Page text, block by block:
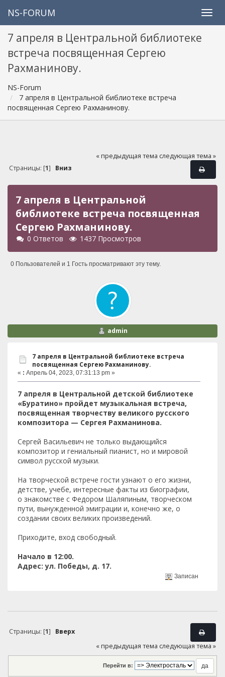
NS-FORUM
7 апреля в Центральной библиотеке
встреча посвященная Сергею
Рахманинову.
NS-Forum
7 апреля в Центральной библиотеке встреча
посвященная Сергею Рахманинову.
« предыдущая тема следующая тема »
Страницы: [1] Вниз
7 апреля в Центральной
библиотеке встреча посвященная
Сергею Рахманинову.
0 Ответов 1437 Просмотров
0 Пользователей и 1 Гость просматривают эту тему.
admin
7 апреля в Центральной библиотеке встреча
посвященная Сергею Рахманинову.
« : Апрель 04, 2023, 07:31:13 pm »
7 апреля в Центральной детской библиотеке
«Буратино» пройдет музыкальная встреча,
посвященная творчеству великого русского
композитора — Сергея Рахманинова.
Сергей Васильевич не только выдающийся
композитор и гениальный пианист, но и мировой
символ русской музыки.
На творческой встрече гости узнают о его жизни,
детстве, учебе, интересные факты из биографии,
о знакомстве с Федором Шаляпиным, творческом
пути, вынужденной эмиграции и, конечно же, о
создании своих великих произведений.
Приходите, вход свободный.
Начало в 12:00.
Адрес: ул. Победы, д. 17.
Записан
Страницы: [1] Вверх
« предыдущая тема следующая тема »
Перейти в: